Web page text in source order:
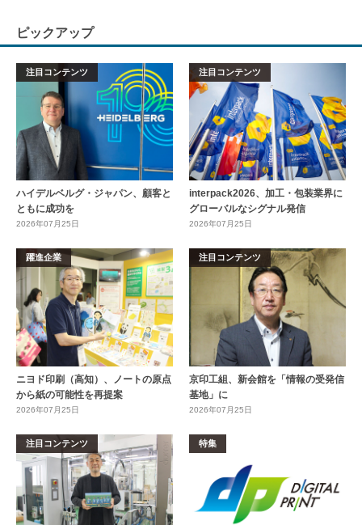
ピックアップ
注目コンテンツ
ハイデルベルグ・ジャパン、顧客と
ともに成功を
2026年07月25日
注目コンテンツ
interpack2026、加工・包装業界に
グローバルなシグナル発信
2026年07月25日
躍進企業
ニヨド印刷（高知）、ノートの原点
から紙の可能性を再提案
2026年07月25日
注目コンテンツ
京印工組、新会館を「情報の受発信
基地」に
2026年07月25日
注目コンテンツ 特集